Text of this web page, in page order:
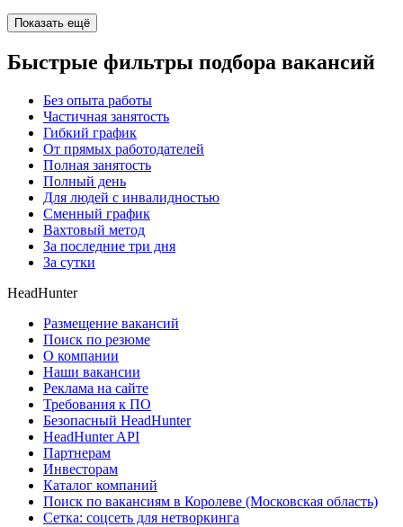
Показать ещё
Быстрые фильтры подбора вакансий
Без опыта работы
Частичная занятость
Гибкий график
От прямых работодателей
Полная занятость
Полный день
Для людей с инвалидностью
Сменный график
Вахтовый метод
За последние три дня
За сутки
HeadHunter
Размещение вакансий
Поиск по резюме
О компании
Наши вакансии
Реклама на сайте
Требования к ПО
Безопасный HeadHunter
HeadHunter API
Партнерам
Инвесторам
Каталог компаний
Поиск по вакансиям в Королеве (Московская область)
Сетка: соцсеть для нетворкинга